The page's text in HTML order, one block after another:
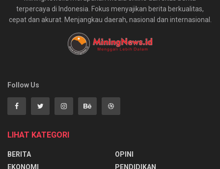
terpercaya di Indonesia. Fokus menyajikan berita berkualitas,
cepat dan akurat. Menjangkau daerah, nasional dan internasional.
Follow Us
LIHAT KATEGORI
BERITA
EKONOMI
OPINI
PENDIDIKAN